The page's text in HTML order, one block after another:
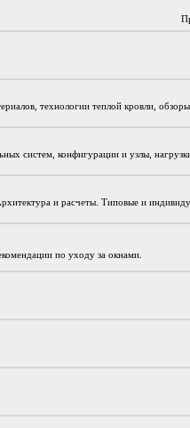
технологии теплой кровли,
систем, конфигурации и узлы,
и расчеты. Типовые и
по уходу за окнами.